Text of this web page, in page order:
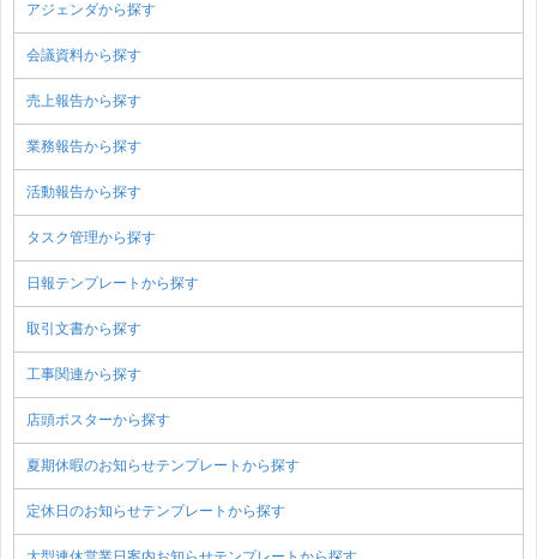
アジェンダから探す
会議資料から探す
売上報告から探す
業務報告から探す
活動報告から探す
タスク管理から探す
日報テンプレートから探す
取引文書から探す
工事関連から探す
店頭ポスターから探す
夏期休暇のお知らせテンプレートから探す
定休日のお知らせテンプレートから探す